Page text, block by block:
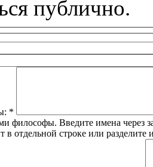
публично.
*
философы. Введите имена через
в отдельной строке или